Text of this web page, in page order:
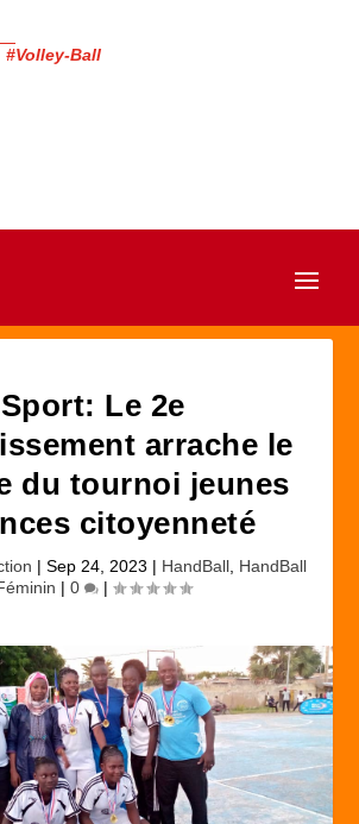
Ball
Sport: Le 2e
arrache le
du tournoi jeunes
citoyenneté
| Sep 24, 2023 | HandBall HandBall
| 0 |